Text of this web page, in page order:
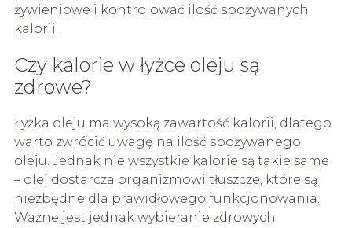
żywieniowe i kontrolować ilość spożywanych
kalorii.
Czy kalorie w łyżce oleju są
zdrowe?
Łyżka oleju ma wysoką zawartość kalorii, dlatego
warto zwrócić uwagę na ilość spożywanego
oleju. Jednak nie wszystkie kalorie są takie same
– olej dostarcza organizmowi tłuszcze, które są
niezbędne dla prawidłowego funkcjonowania.
Ważne jest jednak wybieranie zdrowych